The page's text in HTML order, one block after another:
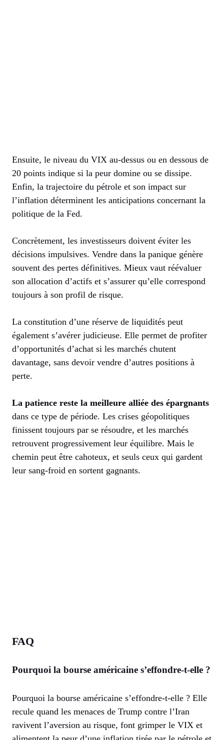
Ensuite, le niveau du VIX au-dessus ou en dessous de
20 points indique si la peur domine ou se dissipe.
Enfin, la trajectoire du pétrole et son impact sur
l’inflation déterminent les anticipations concernant la
politique de la Fed.
Concrètement, les investisseurs doivent éviter les
décisions impulsives. Vendre dans la panique génère
souvent des pertes définitives. Mieux vaut réévaluer
son allocation d’actifs et s’assurer qu’elle correspond
toujours à son profil de risque.
La constitution d’une réserve de liquidités peut
également s’avérer judicieuse. Elle permet de profiter
d’opportunités d’achat si les marchés chutent
davantage, sans devoir vendre d’autres positions à
perte.
La patience reste la meilleure alliée des épargnants
dans ce type de période. Les crises géopolitiques
finissent toujours par se résoudre, et les marchés
retrouvent progressivement leur équilibre. Mais le
chemin peut être cahoteux, et seuls ceux qui gardent
leur sang-froid en sortent gagnants.
FAQ
Pourquoi la bourse américaine s’effondre-t-elle ?
Pourquoi la bourse américaine s’effondre-t-elle ? Elle
recule quand les menaces de Trump contre l’Iran
ravivent l’aversion au risque, font grimper le VIX et